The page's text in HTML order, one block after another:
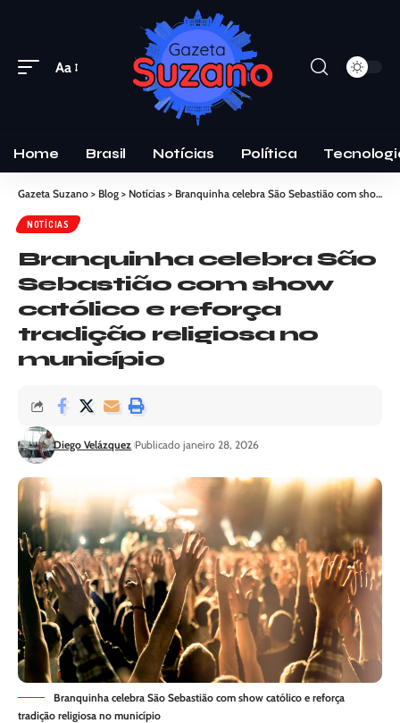
Aa
Home Brasil Notícias Política
Gazeta Suzano > Blog > Notícias > Branquinha celebra São Sebastião com show católico e reforça tradição religiosa no município
NOTÍCIAS
Branquinha celebra São
Sebastião com show
católico e reforça
tradição religiosa no
município
Diego Velázquez Publicado janeiro 28, 2026
Branquinha celebra São Sebastião com show católico e reforça
tradição religiosa no município